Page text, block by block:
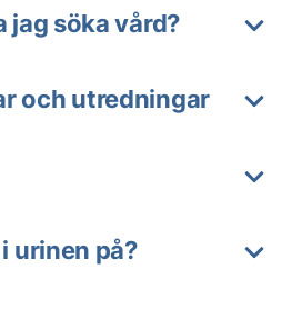
jag söka vård?
och utredningar
urinen på?